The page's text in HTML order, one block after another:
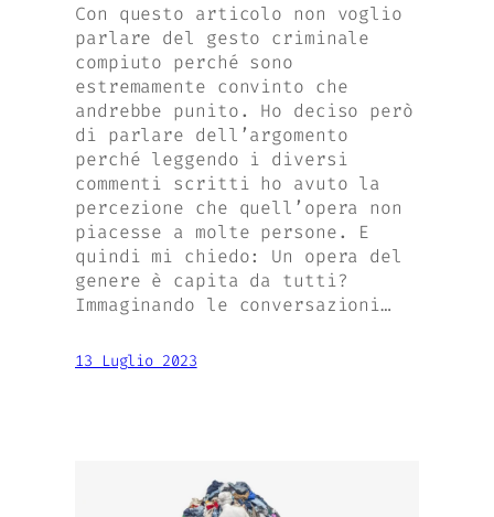
Con questo articolo non voglio
parlare del gesto criminale
compiuto perché sono
estremamente convinto che
andrebbe punito. Ho deciso però
di parlare dell’argomento
perché leggendo i diversi
commenti scritti ho avuto la
percezione che quell’opera non
piacesse a molte persone. E
quindi mi chiedo: Un opera del
genere è capita da tutti?
Immaginando le conversazioni…
13 Luglio 2023